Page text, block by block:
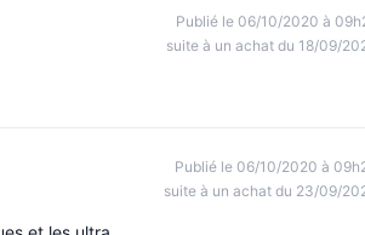
Publié le 06/10/2020 à
suite à un achat du 18/09/
Publié le 06/10/2020 à
suite à un achat du 23/09/